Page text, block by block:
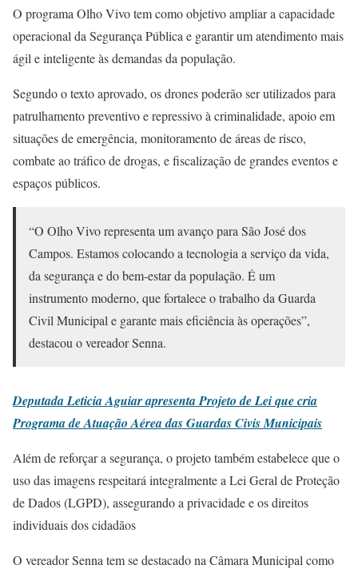
O programa Olho Vivo tem como objetivo ampliar a capacidade
operacional da Segurança Pública e garantir um atendimento mais
ágil e inteligente às demandas da população.
Segundo o texto aprovado, os drones poderão ser utilizados para
patrulhamento preventivo e repressivo à criminalidade, apoio em
situações de emergência, monitoramento de áreas de risco,
combate ao tráfico de drogas, e fiscalização de grandes eventos e
espaços públicos.
“O Olho Vivo representa um avanço para São José dos
Campos. Estamos colocando a tecnologia a serviço da vida,
da segurança e do bem-estar da população. É um
instrumento moderno, que fortalece o trabalho da Guarda
Civil Municipal e garante mais eficiência às operações”,
destacou o vereador Senna.
Deputada Leticia Aguiar apresenta Projeto de Lei que cria
Programa de Atuação Aérea das Guardas Civis Municipais
Além de reforçar a segurança, o projeto também estabelece que o
uso das imagens respeitará integralmente a Lei Geral de Proteção
de Dados (LGPD), assegurando a privacidade e os direitos
individuais dos cidadãos
O vereador Senna tem se destacado na Câmara Municipal como